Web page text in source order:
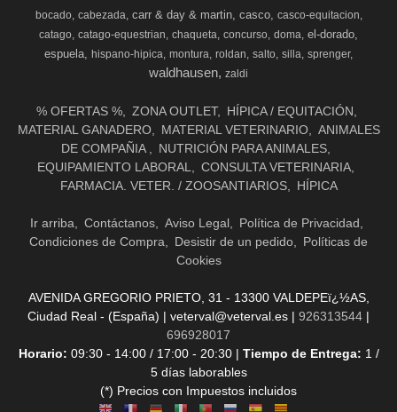
bocado cabezada carr & day & martin casco
casco-equitacion
catago catago-equestrian chaqueta concurso doma el-dorado
espuela
hispano-hipica montura roldan salto silla sprenger
waldhausen zaldi
% OFERTAS % ZONA OUTLET
HÍPICA / EQUITACIÓN
MATERIAL GANADERO
MATERIAL VETERINARIO
ANIMALES
DE COMPAÑIA
NUTRICIÓN PARA ANIMALES
EQUIPAMIENTO LABORAL
CONSULTA VETERINARIA
FARMACIA. VETER. / ZOOSANTIARIOS
HÍPICA
Ir arriba Contáctanos Aviso Legal
Política de Privacidad
Condiciones de Compra
Desistir de un pedido
Políticas de
Cookies
AVENIDA GREGORIO PRIETO, 31 - 13300 VALDEPEï¿½AS,
Ciudad Real - (España) | veterval@veterval.es | 926313544 |
696928017
Horario: 09:30 - 14:00 / 17:00 - 20:30 | Tiempo de Entrega: 1 /
5 días laborables
(*) Precios con Impuestos incluidos